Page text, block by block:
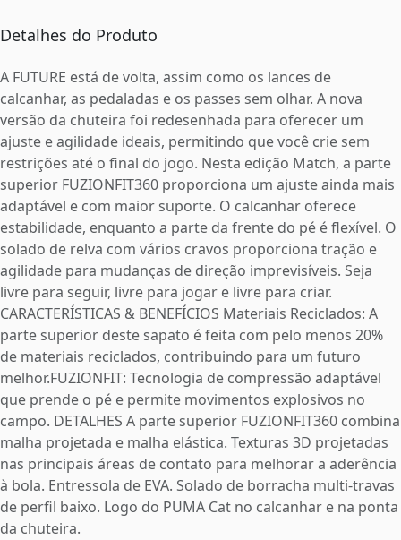
Detalhes do Produto
A FUTURE está de volta, assim como os lances de
calcanhar, as pedaladas e os passes sem olhar. A nova
versão da chuteira foi redesenhada para oferecer um
ajuste e agilidade ideais, permitindo que você crie sem
restrições até o final do jogo. Nesta edição Match, a parte
superior FUZIONFIT360 proporciona um ajuste ainda mais
adaptável e com maior suporte. O calcanhar oferece
estabilidade, enquanto a parte da frente do pé é flexível. O
solado de relva com vários cravos proporciona tração e
agilidade para mudanças de direção imprevisíveis. Seja
livre para seguir, livre para jogar e livre para criar.
CARACTERÍSTICAS & BENEFÍCIOS Materiais Reciclados: A
parte superior deste sapato é feita com pelo menos 20%
de materiais reciclados, contribuindo para um futuro
melhor.FUZIONFIT: Tecnologia de compressão adaptável
que prende o pé e permite movimentos explosivos no
campo. DETALHES A parte superior FUZIONFIT360 combina
malha projetada e malha elástica. Texturas 3D projetadas
nas principais áreas de contato para melhorar a aderência
à bola. Entressola de EVA. Solado de borracha multi-travas
de perfil baixo. Logo do PUMA Cat no calcanhar e na ponta
da chuteira.